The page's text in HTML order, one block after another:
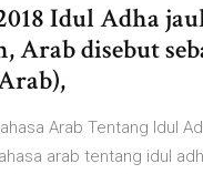
Idul Adha
Arab disebut
Arab Tentang Idul
arab tentang idul